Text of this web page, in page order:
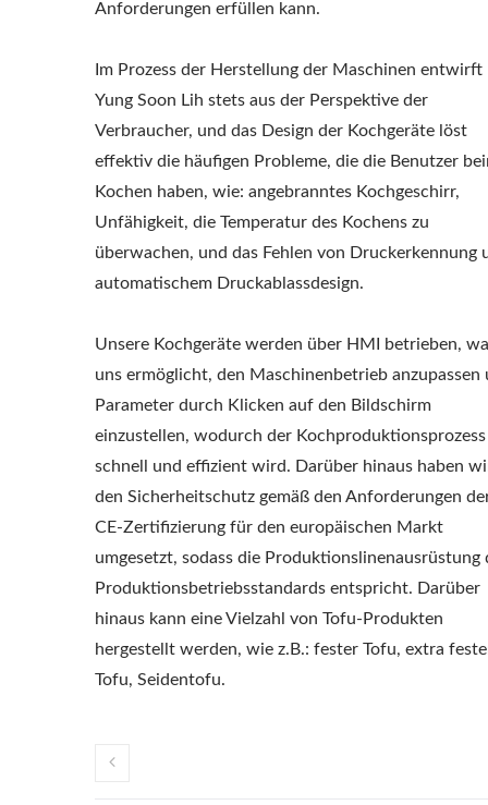
HERSTELLER,
TOFU-
GEMÜSE-
TOFU- UND
OBERSTER
Anforderungen erfüllen kann.
Im Prozess der Herstellung der Maschinen entwirft
Yung Soon Lih stets aus der Perspektive der
Verbraucher, und das Design der Kochgeräte löst
effektiv die häufigen Probleme, die die Benutzer
Kochen haben, wie: angebranntes Kochgeschirr,
Unfähigkeit, die Temperatur des Kochens zu
überwachen, und das Fehlen von Druckerkennung
automatischem Druckablassdesign.
Unsere Kochgeräte werden über HMI betrieben,
uns ermöglicht, den Maschinenbetrieb anzupassen
Parameter durch Klicken auf den Bildschirm
einzustellen, wodurch der Kochproduktionsprozess
schnell und effizient wird. Darüber hinaus haben
den Sicherheitschutz gemäß den Anforderungen
CE-Zertifizierung für den europäischen Markt
umgesetzt, sodass die Produktionslinenausrüstung
Produktionsbetriebsstandards entspricht. Darüber
hinaus kann eine Vielzahl von Tofu-Produkten
hergestellt werden, wie z.B.: fester Tofu, extra
Tofu, Seidentofu.
220 Kg Trockenbohnen
Automatische Tofu-
Produktionslinie